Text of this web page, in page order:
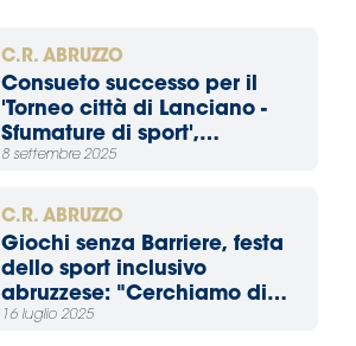
C.R. ABRUZZO
Consueto successo per il
'Torneo città di Lanciano -
Sfumature di sport',
appuntamento di inizio
edizione
8 settembre 2025
C.R. ABRUZZO
Giochi senza Barriere, festa
dello sport inclusivo
abruzzese: "Cerchiamo di
eliminare non solo gli
16 luglio 2025